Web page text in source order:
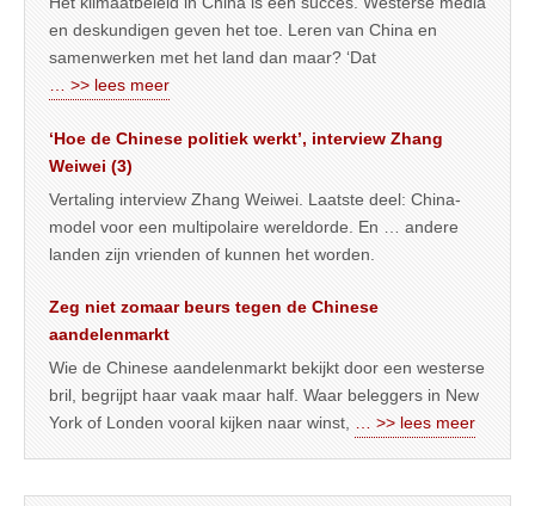
en deskundigen geven het toe. Leren van China en
samenwerken met het land dan maar? ‘Dat
… >> lees meer
‘Hoe de Chinese politiek werkt’, interview Zhang
Weiwei (3)
Vertaling interview Zhang Weiwei. Laatste deel: China-
model voor een multipolaire wereldorde. En … andere
landen zijn vrienden of kunnen het worden.
Zeg niet zomaar beurs tegen de Chinese
aandelenmarkt
Wie de Chinese aandelenmarkt bekijkt door een westerse
bril, begrijpt haar vaak maar half. Waar beleggers in New
York of Londen vooral kijken naar winst,
… >> lees meer